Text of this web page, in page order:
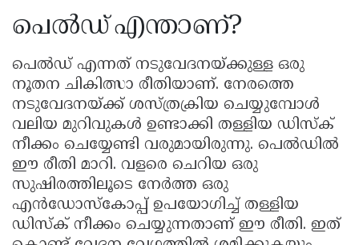
പെൽഡ് എന്താണ്?
പെൽഡ് എന്നത് നടുവേദനയ്ക്കുള്ള ഒരു
നൂതന ചികിത്സാ രീതിയാണ്. നേരത്തെ
നടുവേദനയ്ക്ക് ശസ്ത്രക്രിയ ചെയ്യുമ്പോൾ
വലിയ മുറിവുകൾ ഉണ്ടാക്കി തള്ളിയ ഡിസ്ക്
നീക്കം ചെയ്യേണ്ടി വരുമായിരുന്നു. പെൽഡിൽ
ഈ രീതി മാറി. വളരെ ചെറിയ ഒരു
സുഷിരത്തിലൂടെ നേർത്ത ഒരു
എൻഡോസ്കോപ്പ് ഉപയോഗിച്ച് തള്ളിയ
ഡിസ്ക് നീക്കം ചെയ്യുന്നതാണ് ഈ രീതി. ഇത്